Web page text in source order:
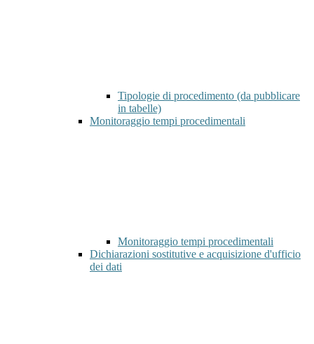
Tipologie di procedimento (da pubblicare
in tabelle)
Monitoraggio tempi procedimentali
Monitoraggio tempi procedimentali
Dichiarazioni sostitutive e acquisizione d'ufficio
dei dati